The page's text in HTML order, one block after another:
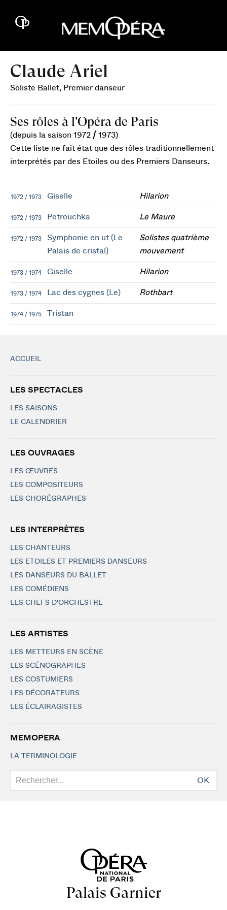
Claude Ariel
Soliste Ballet, Premier danseur
Ses rôles à l'Opéra de Paris
(depuis la saison 1972 / 1973)
Cette liste ne fait état que des rôles traditionnellement
interprétés par des Etoiles ou des Premiers Danseurs.
1972 / 1973 Giselle Hilarion
1972 / 1973 Petrouchka Le Maure
1972 / 1973
Symphonie en ut (Le
Palais de cristal)
Solistes quatrième
mouvement
1973 / 1974 Giselle Hilarion
1973 / 1974 Lac des cygnes (Le) Rothbart
1974 / 1975 Tristan
ACCUEIL
LES SPECTACLES
LES SAISONS
LE CALENDRIER
LES OUVRAGES
LES ŒUVRES
LES COMPOSITEURS
LES CHORÉGRAPHES
LES INTERPRÈTES
LES CHANTEURS
LES ETOILES ET PREMIERS DANSEURS
LES DANSEURS DU BALLET
LES COMÉDIENS
LES CHEFS D'ORCHESTRE
LES ARTISTES
LES METTEURS EN SCÈNE
LES SCÉNOGRAPHES
LES COSTUMIERS
LES DÉCORATEURS
LES ÉCLAIRAGISTES
MEMOPERA
LA TERMINOLOGIE
OK
Palais Garnier